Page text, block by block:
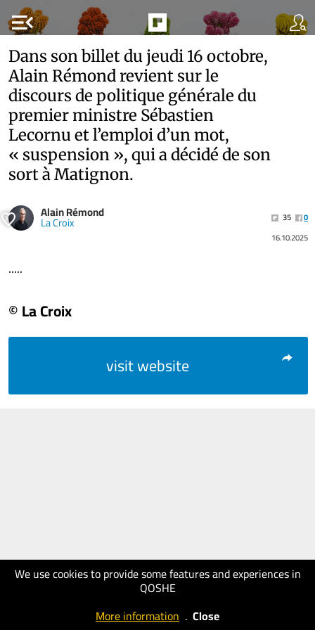
menu_open
We use cookies to provide some features and experiences in
QOSHE
More information . Close
Dans son billet du jeudi 16 octobre,
Alain Rémond revient sur le
discours de politique générale du
premier ministre Sébastien
Lecornu et l’emploi d’un mot,
« suspension », qui a décidé de son
sort à Matignon.
Alain Rémond
La Croix 35
0
16.10.2025
.....
© La Croix
visit website